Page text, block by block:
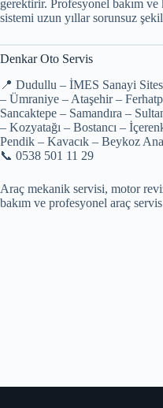
gerektirir. Profesyonel bakım
sistemi uzun yıllar sorunsuz
Denkar Oto Servis
📍 Dudullu – İMES Sanayi
– Ümraniye – Ataşehir –
Sancaktepe – Samandıra –
– Kozyatağı – Bostancı –
Pendik – Kavacık – Beykoz
📞 0538 501 11 29
Araç mekanik servisi, motor
bakım ve profesyonel araç